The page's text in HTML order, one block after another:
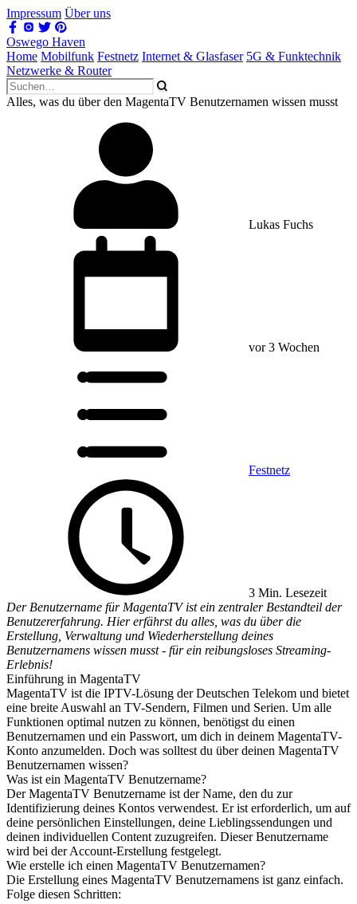
Impressum Über uns
Oswego Haven
Home Mobilfunk Festnetz Internet & Glasfaser 5G & Funktechnik
Netzwerke & Router
Alles, was du über den MagentaTV Benutzernamen wissen musst
Lukas Fuchs
vor 3 Wochen
Festnetz
3 Min. Lesezeit
Der Benutzername für MagentaTV ist ein zentraler Bestandteil der
Benutzererfahrung. Hier erfährst du alles, was du über die
Erstellung, Verwaltung und Wiederherstellung deines
Benutzernamens wissen musst - für ein reibungsloses Streaming-
Erlebnis!
Einführung in MagentaTV
MagentaTV ist die IPTV-Lösung der Deutschen Telekom und bietet
eine breite Auswahl an TV-Sendern, Filmen und Serien. Um alle
Funktionen optimal nutzen zu können, benötigst du einen
Benutzernamen und ein Passwort, um dich in deinem MagentaTV-
Konto anzumelden. Doch was solltest du über deinen MagentaTV
Benutzernamen wissen?
Was ist ein MagentaTV Benutzername?
Der MagentaTV Benutzername ist der Name, den du zur
Identifizierung deines Kontos verwendest. Er ist erforderlich, um auf
deine persönlichen Einstellungen, deine Lieblingssendungen und
deinen individuellen Content zuzugreifen. Dieser Benutzername
wird bei der Account-Erstellung festgelegt.
Wie erstelle ich einen MagentaTV Benutzernamen?
Die Erstellung eines MagentaTV Benutzernamens ist ganz einfach.
Folge diesen Schritten: